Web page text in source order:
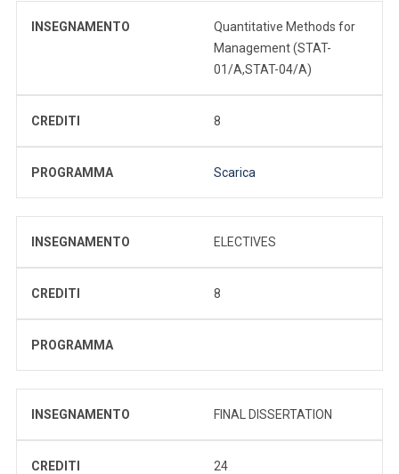
INSEGNAMENTO
Quantitative Methods for
Management (STAT-
01/A,STAT-04/A)
CREDITI 8
PROGRAMMA Scarica
INSEGNAMENTO ELECTIVES
CREDITI 8
PROGRAMMA
INSEGNAMENTO FINAL DISSERTATION
CREDITI 24